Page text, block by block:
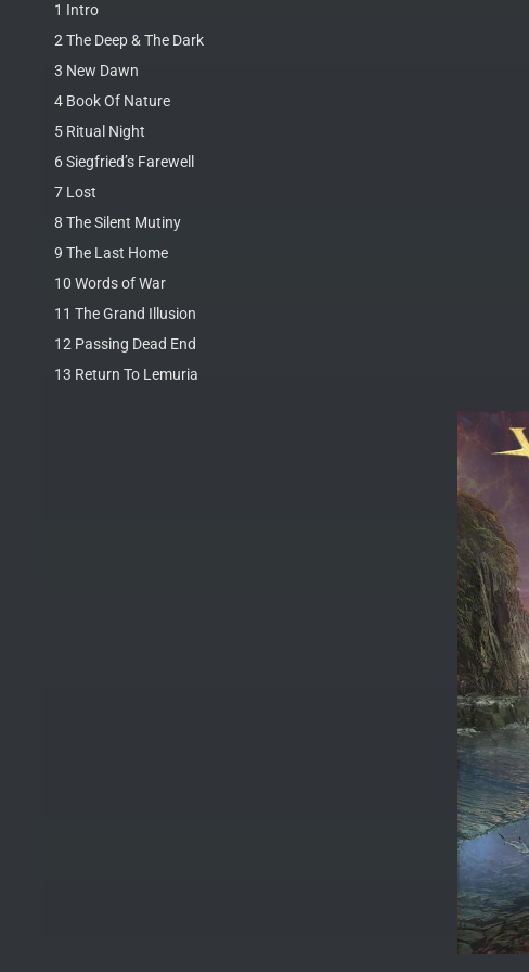
1 Intro
2 The Deep & The Dark
3 New Dawn
4 Book Of Nature
5 Ritual Night
6 Siegfried’s Farewell
7 Lost
8 The Silent Mutiny
9 The Last Home
10 Words of War
11 The Grand Illusion
12 Passing Dead End
13 Return To Lemuria